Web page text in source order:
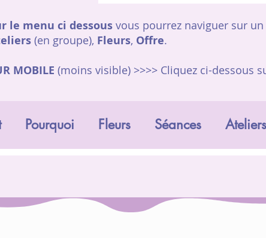
le menu ci dessous vous pourrez naviguer sur
(en groupe), Fleurs, Offre.
MOBILE (moins visible) >>>> Cliquez ci-dessous
Pourquoi Fleurs Séances Ateliers